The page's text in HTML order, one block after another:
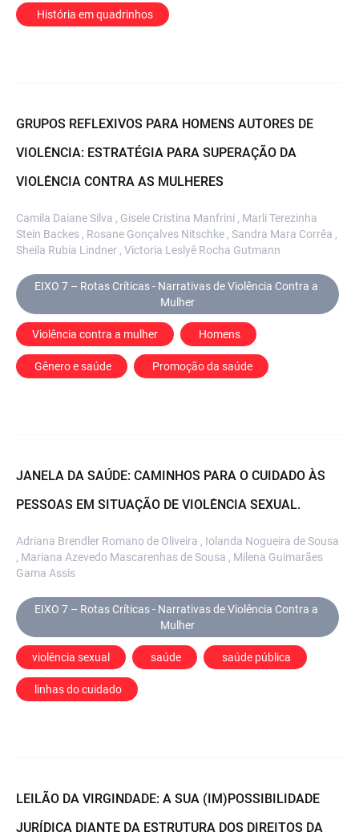
  História em quadrinhos
GRUPOS REFLEXIVOS PARA HOMENS AUTORES DE
VIOLÊNCIA: ESTRATÉGIA PARA SUPERAÇÃO DA
VIOLÊNCIA CONTRA AS MULHERES
Camila Daiane Silva , Gisele Cristina Manfrini , Marli Terezinha
Stein Backes , Rosane Gonçalves Nitschke , Sandra Mara Corrêa ,
Sheila Rubia Lindner , Victoria Leslyê Rocha Gutmann
EIXO 7 – Rotas Críticas - Narrativas de Violência Contra a
Mulher
Violência contra a mulher Homens
Gênero e saúde Promoção da saúde
JANELA DA SAÚDE: CAMINHOS PARA O CUIDADO ÀS
PESSOAS EM SITUAÇÃO DE VIOLÊNCIA SEXUAL.
Adriana Brendler Romano de Oliveira , Iolanda Nogueira de Sousa
, Mariana Azevedo Mascarenhas de Sousa , Milena Guimarães
Gama Assis
EIXO 7 – Rotas Críticas - Narrativas de Violência Contra a
Mulher
violência sexual saúde saúde pública
linhas do cuidado
LEILÃO DA VIRGINDADE: A SUA (IM)POSSIBILIDADE
JURÍDICA DIANTE DA ESTRUTURA DOS DIREITOS DA